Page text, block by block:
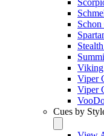
Schon
Viking
Viper
Viper
Cues by